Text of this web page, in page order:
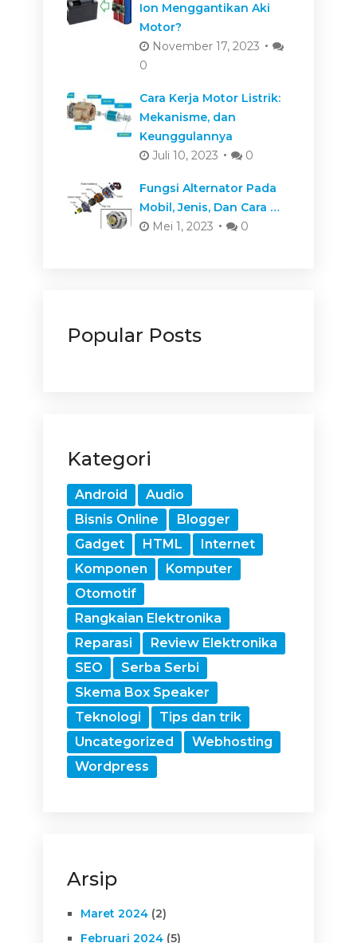
Ion Menggantikan Aki
Motor?
November 17, 2023
0
Cara Kerja Motor Listrik:
Mekanisme, dan
Keunggulannya
Juli 10, 2023
0
Fungsi Alternator Pada
Mobil, Jenis, Dan Cara …
Mei 1, 2023
0
Popular Posts
Kategori
Android
Audio
Bisnis Online
Blogger
Gadget
HTML
Internet
Komponen
Komputer
Otomotif
Rangkaian Elektronika
Reparasi
Review Elektronika
SEO
Serba Serbi
Skema Box Speaker
Teknologi
Tips dan trik
Uncategorized
Webhosting
Wordpress
Arsip
Maret 2024(2)
Februari 2024(5)